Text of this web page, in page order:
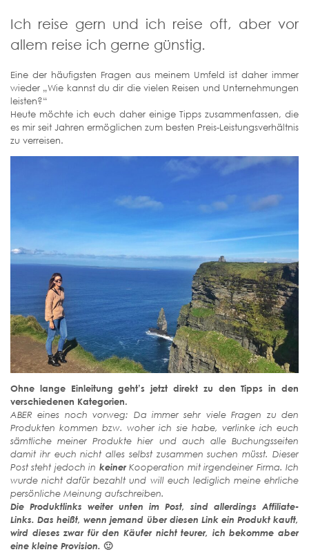
Ich reise gern und ich reise oft, aber vor
allem reise ich gerne günstig.
Eine der häufigsten Fragen aus meinem Umfeld ist daher immer
wieder „Wie kannst du dir die vielen Reisen und Unternehmungen
leisten?“
Heute möchte ich euch daher einige Tipps zusammenfassen, die
es mir seit Jahren ermöglichen zum besten Preis-Leistungsverhältnis
zu verreisen.
Ohne lange Einleitung geht’s jetzt direkt zu den Tipps in den
verschiedenen Kategorien.
ABER eines noch vorweg: Da immer sehr viele Fragen zu den
Produkten kommen bzw. woher ich sie habe, verlinke ich euch
sämtliche meiner Produkte hier und auch alle Buchungsseiten
damit ihr euch nicht alles selbst zusammen suchen müsst. Dieser
Post steht jedoch in keinerKooperation mit irgendeiner Firma. Ich
wurde nicht dafür bezahlt und will euch lediglich meine ehrliche
persönliche Meinung aufschreiben.
Die Produktlinks weiter unten im Post, sind allerdings Affiliate-
Links. Das heißt, wenn jemand über diesen Link ein Produkt kauft,
wird dieses zwar für den Käufer nicht teurer, ich bekomme aber
eine kleine Provision. 🙂